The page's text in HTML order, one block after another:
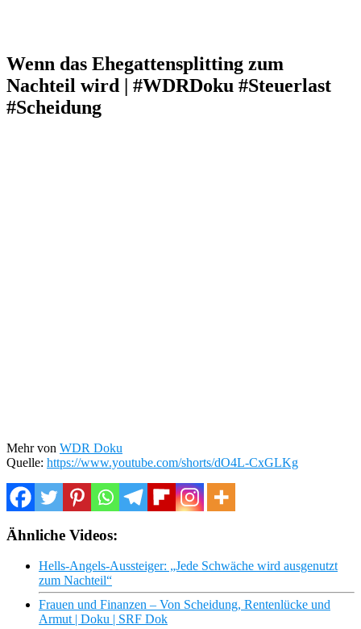
Wenn das Ehegattensplitting zum
Nachteil wird | #WDRDoku #Steuerlast
#Scheidung
Mehr von WDR Doku
Quelle: https://www.youtube.com/shorts/dO4L-CxGLKg
Ähnliche Videos:
Hells-Angels-Aussteiger: „Jede Schwäche wird ausgenutzt
zum Nachteil“
Frauen und Finanzen – Von Scheidung, Rentenlücke und
Armut | Doku | SRF Dok